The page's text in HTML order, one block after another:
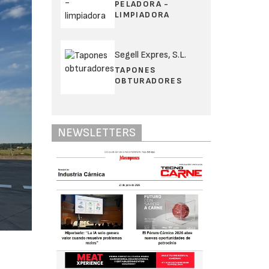
PELADORA -
LIMPIADORA
Segell Expres, S.L.
TAPONES
OBTURADORES
NEWSLETTERS